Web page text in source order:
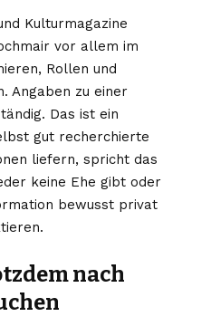
Kulturmagazine
vor allem im
Rollen und
Angaben zu einer
Das ist ein
gut recherchierte
liefern, spricht das
keine Ehe gibt oder
bewusst privat
nach